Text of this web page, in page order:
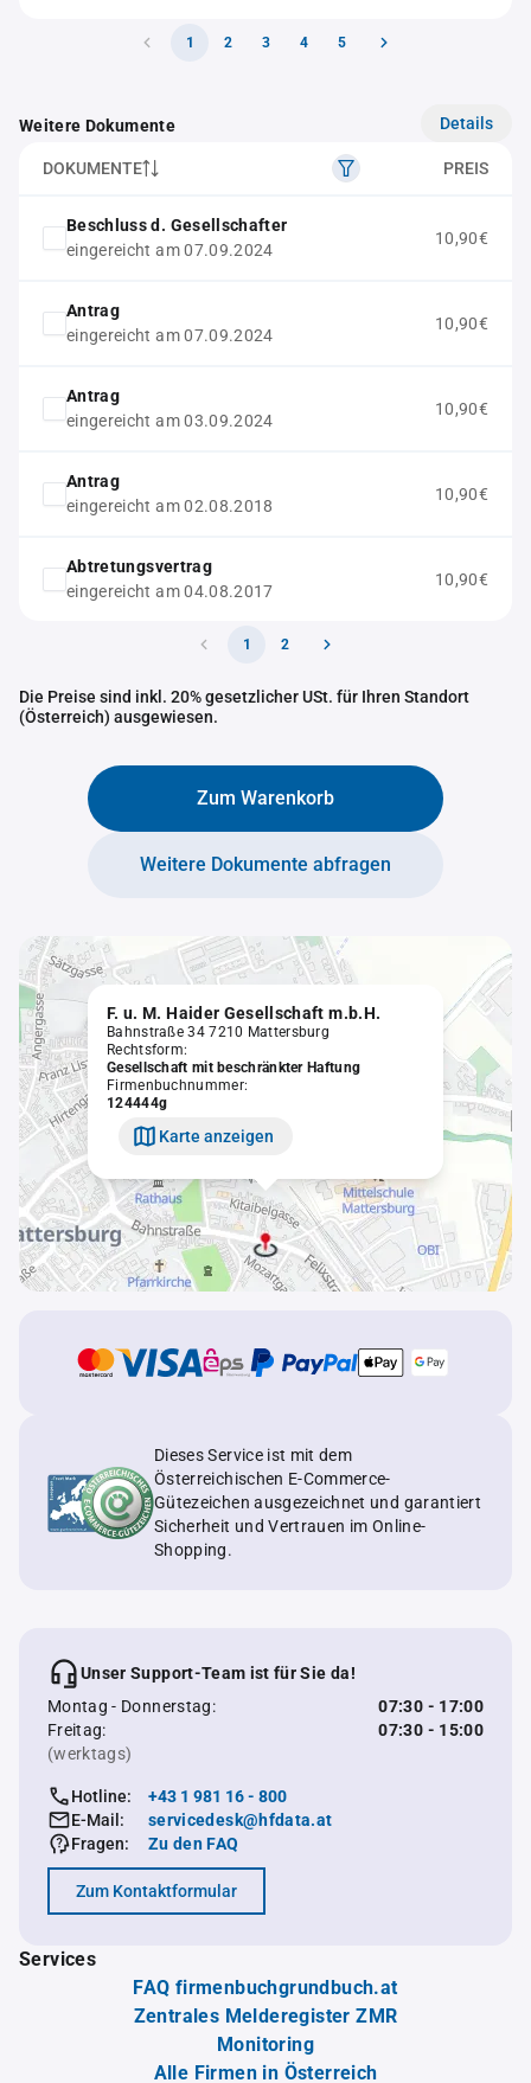
1 2 3 4 5
Weitere Dokumente Details
DOKUMENTE PREIS
Beschluss d. Gesellschafter
eingereicht am 07.09.2024
10,90€
Antrag
eingereicht am 07.09.2024
10,90€
Antrag
eingereicht am 03.09.2024
10,90€
Antrag
eingereicht am 02.08.2018
10,90€
Abtretungsvertrag
eingereicht am 04.08.2017
10,90€
1 2
Die Preise sind inkl. 20% gesetzlicher USt. für Ihren Standort
(Österreich) ausgewiesen.
Zum Warenkorb
Weitere Dokumente abfragen
F. u. M. Haider Gesellschaft m.b.H.
Bahnstraße 34 7210 Mattersburg
Rechtsform:
Gesellschaft mit beschränkter Haftung
Firmenbuchnummer:
124444g
Karte anzeigen
Dieses Service ist mit dem
Österreichischen E-Commerce-
Gütezeichen ausgezeichnet und garantiert
Sicherheit und Vertrauen im Online-
Shopping.
Unser Support-Team ist für Sie da!
Montag - Donnerstag:
07:30 - 17:00
Freitag:
07:30 - 15:00
(werktags)
Hotline:
+43 1 981 16 - 800
E-Mail:
servicedesk@hfdata.at
Fragen:
Zu den FAQ
Zum Kontaktformular
Services
FAQ firmenbuchgrundbuch.at
Zentrales Melderegister ZMR
Monitoring
Alle Firmen in Österreich